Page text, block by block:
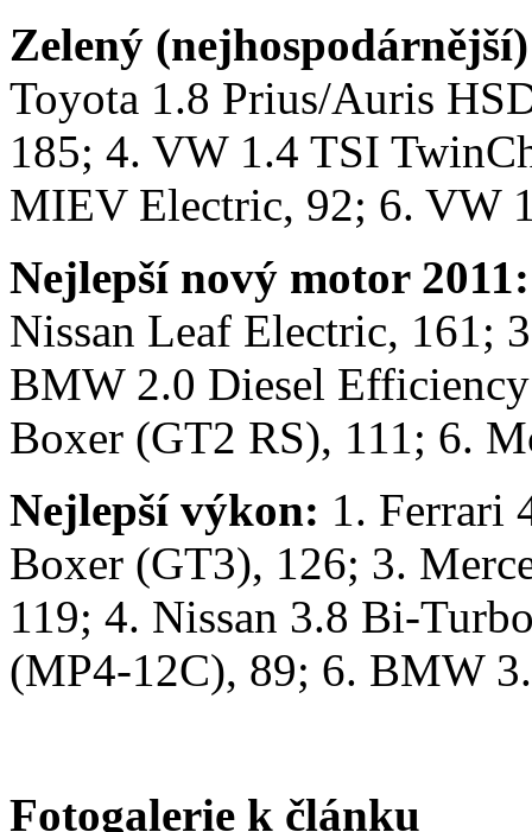
Zelený
Toyota 1.8 Prius/Auris
185; 4. VW 1.4 TSI
MIEV Electric, 92; 6. VW
Nejlepší nový motor
Nissan Leaf Electric, 161;
BMW 2.0 Diesel
Boxer (GT2 RS), 111; 6.
Nejlepší výkon: 1. Ferrari
Boxer (GT3), 126; 3.
119; 4. Nissan 3.8 Bi-
(MP4-12C), 89; 6. BMW
Fotogalerie k článku